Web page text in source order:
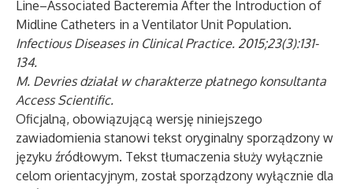
Line–Associated Bacteremia After the Introduction of
Midline Catheters in a Ventilator Unit Population.
Infectious Diseases in Clinical Practice. 2015;23(3):131-
134.
M. Devries działał w charakterze płatnego konsultanta
Access Scientific.
Oficjalną, obowiązującą wersję niniejszego
zawiadomienia stanowi tekst oryginalny sporządzony w
języku źródłowym. Tekst tłumaczenia służy wyłącznie
celom orientacyjnym, został sporządzony wyłącznie dla